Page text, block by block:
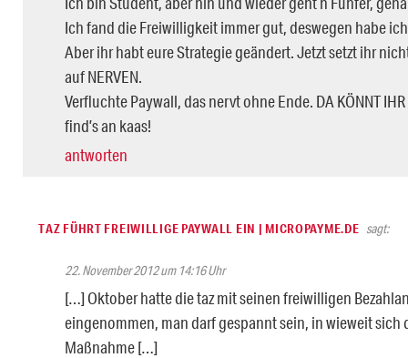
Ich fand die Freiwilligkeit immer gut, deswegen habe
Aber ihr habt eure Strategie geändert. Jetzt setzt ihr
auf NERVEN.
Verfluchte Paywall, das nervt ohne Ende. DA KÖNNT IHR
find’s an kaas!
antworten
TAZ FÜHRT FREIWILLIGE PAYWALL EIN | MICROPAYME.DE sagt:
22. November 2012 um 14:16 Uhr
[…] Oktober hatte die taz mit seinen freiwilligen
eingenommen, man darf gespannt sein, in wieweit sich
Maßnahme […]